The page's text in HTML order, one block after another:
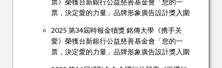
票》榮獲台新銀行公益慈善基金會「您的一
票，決定愛的力量」品牌形象廣告設計獎入圍
2025 第34屆時報金犢獎 銘傳大學《携手关
愛》榮獲台新銀行公益慈善基金會「您的一
票，決定愛的力量」品牌形象廣告設計獎入圍